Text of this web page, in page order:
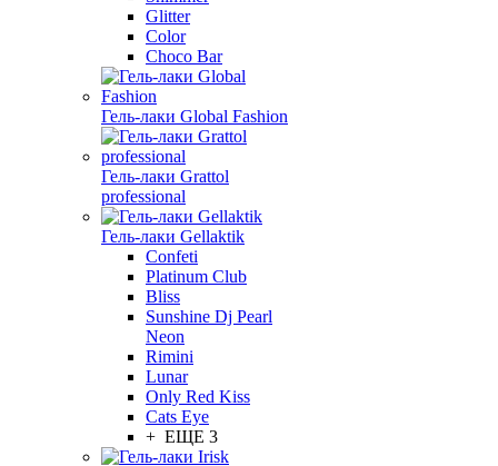
Glitter
Color
Choco Bar
Гель-лаки Global Fashion
Гель-лаки Grattol
professional
Гель-лаки Gellaktik
Confeti
Platinum Club
Bliss
Sunshine Dj Pearl
Neon
Rimini
Lunar
Only Red Kiss
Cats Eye
+ ЕЩЕ 3